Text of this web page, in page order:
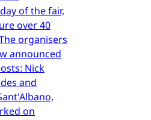
of the fair,
over 40
organisers
announced
Nick
and
on